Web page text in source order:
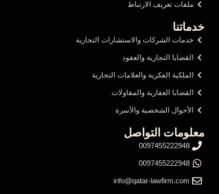
ملفات تعريف الارتباط
خدماتنا
خدمات الشركات والاستشارات التجارية
القضايا التجارية والعقود
الملكية الفكرية والعلامات التجارية
القضايا العقارية والمقاولات
الأحوال الشخصية والأسرة
معلومات التواصل
0097455222948
0097455222948
info@qatar-lawfirm.com